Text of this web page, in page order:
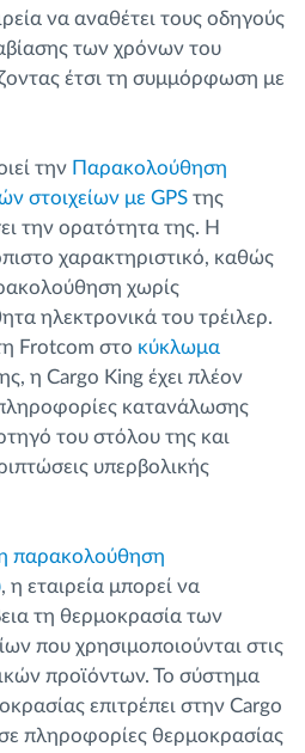
να αναθέτει τους οδηγούς
των χρόνων του
έτσι τη συμμόρφωση με
την Παρακολούθηση
στοιχείων με GPS της
την ορατότητα της. Η
χαρακτηριστικό, καθώς
χωρίς
ηλεκτρονικά του τρέιλερ.
Frotcom στο κύκλωμα
η Cargo King έχει πλέον
κατανάλωσης
του στόλου της και
υπερβολικής
παρακολούθηση
, η εταιρεία μπορεί να
τη θερμοκρασία των
που χρησιμοποιούνται στις
προϊόντων. Το σύστημα
επιτρέπει στην Cargo
πληροφορίες θερμοκρασίας